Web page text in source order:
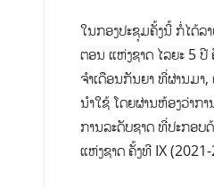
ໃນກອງປະຊຸມຄັ້ງນີ້ ກໍ່ໄດ້ລ
ຕອນ ແຫ່ງຊາດ ໄລຍະ 5
ຈໍາເດືອນກັນຍາ ທີ່ຜ່ານມາ
ນໍາໃຊ້ ໂດຍຜ່ານຫ້ອງວ່າກ
ການລະດັບຊາດ ທີ່ປະກອບ
ແຫ່ງຊາດ ຄັ້ງທີ IX